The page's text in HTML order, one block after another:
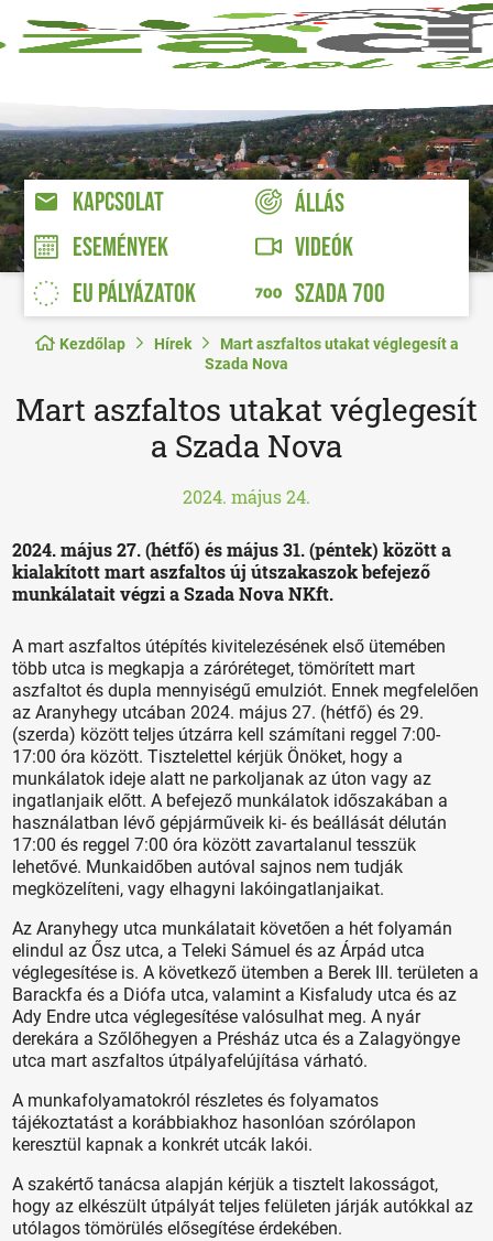
KAPCSOLAT
ÁLLÁS
ESEMÉNYEK
VIDEÓK
EU PÁLYÁZATOK
SZADA 700
Kezdőlap Hírek
Mart aszfaltos utakat véglegesít a
Szada Nova
Mart aszfaltos utakat véglegesít
a Szada Nova
2024. május 24.
2024. május 27. (hétfő) és május 31. (péntek) között a
kialakított mart aszfaltos új útszakaszok befejező
munkálatait végzi a Szada Nova NKft.
A mart aszfaltos útépítés kivitelezésének első ütemében
több utca is megkapja a záróréteget, tömörített mart
aszfaltot és dupla mennyiségű emulziót. Ennek megfelelően
az Aranyhegy utcában 2024. május 27. (hétfő) és 29.
(szerda) között teljes útzárra kell számítani reggel 7:00-
17:00 óra között. Tisztelettel kérjük Önöket, hogy a
munkálatok ideje alatt ne parkoljanak az úton vagy az
ingatlanjaik előtt. A befejező munkálatok időszakában a
használatban lévő gépjárműveik ki- és beállását délután
17:00 és reggel 7:00 óra között zavartalanul tesszük
lehetővé. Munkaidőben autóval sajnos nem tudják
megközelíteni, vagy elhagyni lakóingatlanjaikat.
Az Aranyhegy utca munkálatait követően a hét folyamán
elindul az Ősz utca, a Teleki Sámuel és az Árpád utca
véglegesítése is. A következő ütemben a Berek III. területen a
Barackfa és a Diófa utca, valamint a Kisfaludy utca és az
Ady Endre utca véglegesítése valósulhat meg. A nyár
derekára a Szőlőhegyen a Présház utca és a Zalagyöngye
utca mart aszfaltos útpályafelújítása várható.
A munkafolyamatokról részletes és folyamatos
tájékoztatást a korábbiakhoz hasonlóan szórólapon
keresztül kapnak a konkrét utcák lakói.
A szakértő tanácsa alapján kérjük a tisztelt lakosságot,
hogy az elkészült útpályát teljes felületen járják autókkal az
utólagos tömörülés elősegítése érdekében.